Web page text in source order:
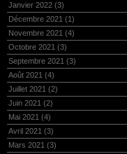
Janvier 2022 (3)
Décembre 2021 (1)
Novembre 2021 (4)
Octobre 2021 (3)
Septembre 2021 (3)
Août 2021 (4)
Juillet 2021 (2)
Juin 2021 (2)
Mai 2021 (4)
Avril 2021 (3)
Mars 2021 (3)